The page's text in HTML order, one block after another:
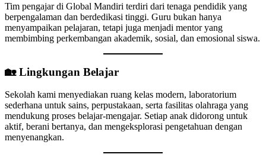
Tim pengajar di Global Mandiri terdiri dari tenaga pendidik yang
berpengalaman dan berdedikasi tinggi. Guru bukan hanya
menyampaikan pelajaran, tetapi juga menjadi mentor yang
membimbing perkembangan akademik, sosial, dan emosional siswa.
🏡 Lingkungan Belajar
Sekolah kami menyediakan ruang kelas modern, laboratorium
sederhana untuk sains, perpustakaan, serta fasilitas olahraga yang
mendukung proses belajar-mengajar. Setiap anak didorong untuk
aktif, berani bertanya, dan mengeksplorasi pengetahuan dengan
menyenangkan.